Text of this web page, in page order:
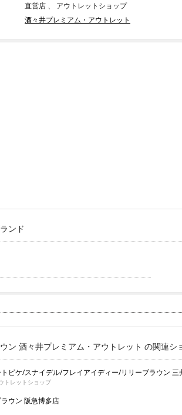
直営店 、 アウトレットショップ
酒々井プレミアム・アウトレット
ンド
ン 酒々井プレミアム・アウトレット の関連シ
ピケ/スナイデル/フレイアイディー/リリーブラウン
トレットショップ
ウン 阪急博多店